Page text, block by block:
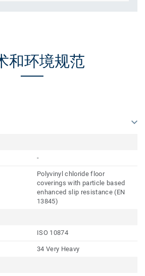
和环境规范
-
Polyvinyl chloride floor
coverings with particle based
enhanced slip resistance (EN
13845)
ISO 10874
34 Very Heavy